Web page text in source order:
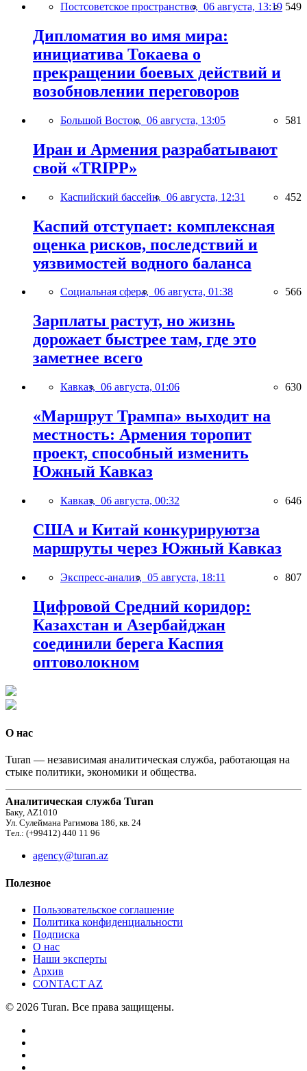
Постсоветское пространство, 06 августа, 13:19 549
Дипломатия во имя мира:
инициатива Токаева о
прекращении боевых действий и
возобновлении переговоров
Большой Восток, 06 августа, 13:05 581
Иран и Армения разрабатывают
свой «TRIPP»
Каспийский бассейн, 06 августа, 12:31 452
Каспий отступает: комплексная
оценка рисков, последствий и
уязвимостей водного баланса
Социальная сфера, 06 августа, 01:38 566
Зарплаты растут, но жизнь
дорожает быстрее там, где это
заметнее всего
Кавказ, 06 августа, 01:06 630
«Маршрут Трампа» выходит на
местность: Армения торопит
проект, способный изменить
Южный Кавказ
Кавказ, 06 августа, 00:32 646
США и Китай конкурируютза
маршруты через Южный Кавказ
Экспресс-анализ, 05 августа, 18:11 807
Цифровой Средний коридор:
Казахстан и Азербайджан
соединили берега Каспия
оптоволокном
О нас
Turan — независимая аналитическая служба, работающая на
стыке политики, экономики и общества.
Аналитическая служба Turan
Баку, AZ1010
Ул. Сулеймана Рагимова 186, кв. 24
Тел.: (+99412) 440 11 96
agency@turan.az
Полезное
Пользовательское соглашение
Политика конфиденциальности
Подписка
О нас
Наши эксперты
Архив
CONTACT AZ
© 2026 Turan. Все права защищены.